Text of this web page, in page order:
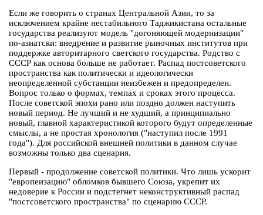
Если же говорить о странах Центральной Азии, то за
исключением крайне нестабильного Таджикистана остальные
государства реализуют модель "догоняющей модернизации"
по-азиатски: внедрение и развитие рыночных институтов при
поддержке авторитарного светского государства. Родство с
СССР как основа больше не работает. Распад постсоветского
пространства как политически и идеологически
неопределенной субстанции неизбежен и предопределен.
Вопрос только о формах, темпах и сроках этого процесса.
После советской эпохи рано или поздно должен наступить
новый период. Не лучший и не худший, а принципиально
новый, главной характеристикой которого будут определенные
смыслы, а не простая хронология ("наступил после 1991
года"). Для российской внешней политики в данном случае
возможны только два сценария.
Первый - продолжение советской политики. Что лишь ускорит
"европеизацию" обломков бывшего Союза, укрепит их
недоверие к России и подстегнет неконструктивный распад
"постсоветского пространства" по сценарию СССР.